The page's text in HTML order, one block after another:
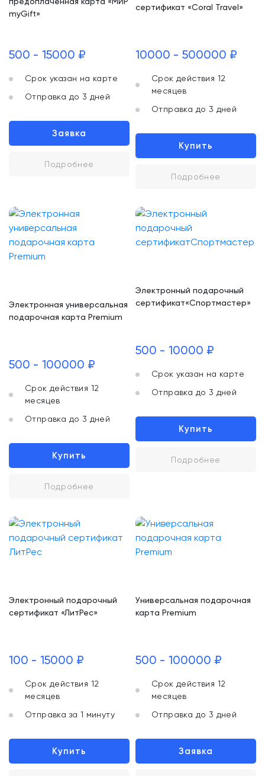
myGift»
500 - 15000 ₽
Срок указан на карте
Отправка до 3 дней
Заявка
Подробнее
сертификат «Coral Travel»
10000 - 500000 ₽
Срок действия 12
месяцев
Отправка до 3 дней
Купить
Подробнее
Электронная универсальная
подарочная карта Premium
500 - 100000 ₽
Срок действия 12
месяцев
Отправка до 3 дней
Купить
Подробнее
Электронный подарочный
сертификат«Спортмастер»
500 - 10000 ₽
Срок указан на карте
Отправка до 3 дней
Купить
Подробнее
Электронный подарочный
сертификат «ЛитРес»
100 - 15000 ₽
Срок действия 12
месяцев
Отправка за 1 минуту
Купить
Универсальная подарочная
карта Premium
500 - 100000 ₽
Срок действия 12
месяцев
Отправка до 3 дней
Заявка